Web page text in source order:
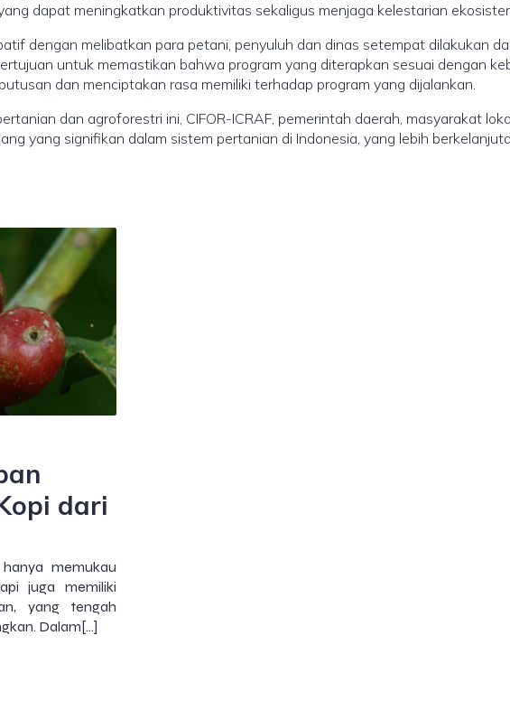
dapat meningkatkan produktivitas sekaligus menjaga kelestarian
dengan melibatkan para petani, penyuluh dan dinas setempat dilakukan
untuk memastikan bahwa program yang diterapkan sesuai dengan
dan menciptakan rasa memiliki terhadap program yang dijalankan.
dan agroforestri ini, CIFOR-ICRAF, pemerintah daerah, masyarakat
yang signifikan dalam sistem pertanian di Indonesia, yang lebih
dari
memukau
juga memiliki
yang tengah
Dalam[…]